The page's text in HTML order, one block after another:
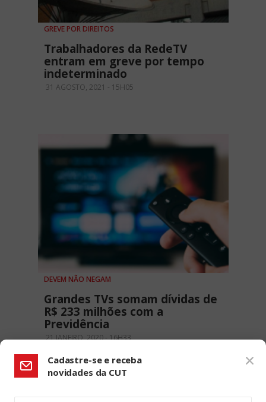
GREVE POR DIREITOS
Trabalhadores da RedeTV
entram em greve por tempo
indeterminado
31 AGOSTO, 2021 - 15H05
DEVEM NÃO NEGAM
Grandes TVs somam dívidas de
R$ 233 milhões com a
Previdência
21 JANEIRO, 2020 - 16H33
Cadastre-se e receba
novidades da CUT